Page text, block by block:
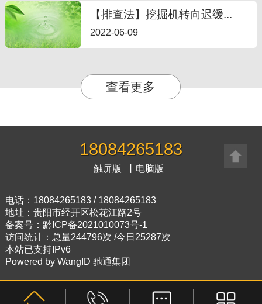
【排查法】挖掘机转向迟缓...
2022-06-09
查看更多
18084265183
触屏版 电脑版
电话：18084265183 / 18084265183
地址：贵阳市经开区松花江路2号
备案号：黔ICP备2021010073号-1
访问统计：总量244796次 /今日25287次
本站已支持IPv6
Powered by WangID 驰通集团